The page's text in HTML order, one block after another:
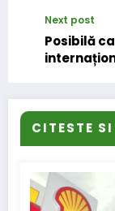
Next post
Posibilă
CITESTE SI